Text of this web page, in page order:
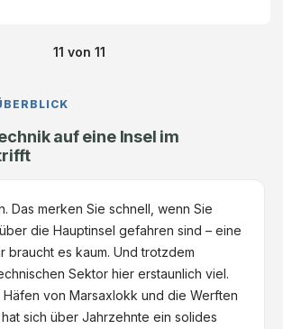
11 von 11
auf eine Insel im
Das merken Sie schnell, wenn Sie
die Hauptinsel gefahren sind – eine
braucht es kaum. Und trotzdem
Sektor hier erstaunlich viel.
Häfen von Marsaxlokk und die Werften
sich über Jahrzehnte ein solides